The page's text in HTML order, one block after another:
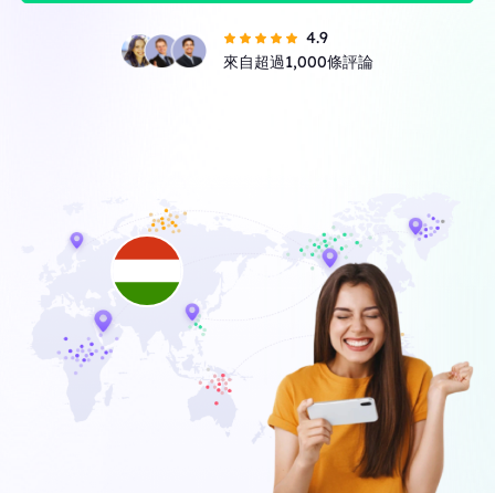
4.9
來自超過1,000條評論